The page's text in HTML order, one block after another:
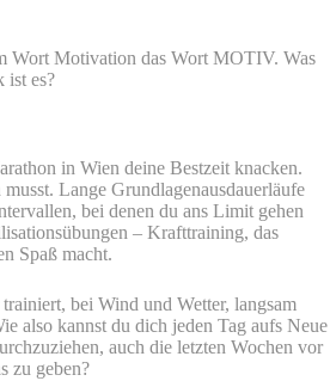
Wort Motivation das Wort MOTIV. Was
ist es?
in Wien deine Bestzeit knacken.
Lange Grundlagenausdauerläufe
bei denen du ans Limit gehen
– Krafttraining, das
Spaß macht.
bei Wind und Wetter, langsam
also kannst du dich jeden Tag aufs Neue
auch die letzten Wochen vor
zu geben?